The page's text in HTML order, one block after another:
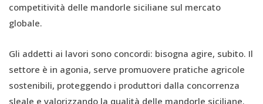
competitività delle mandorle siciliane sul mercato
globale.
Gli addetti ai lavori sono concordi: bisogna agire, subito. Il
settore è in agonia, serve promuovere pratiche agricole
sostenibili, proteggendo i produttori dalla concorrenza
sleale e valorizzando la qualità delle mandorle siciliane.